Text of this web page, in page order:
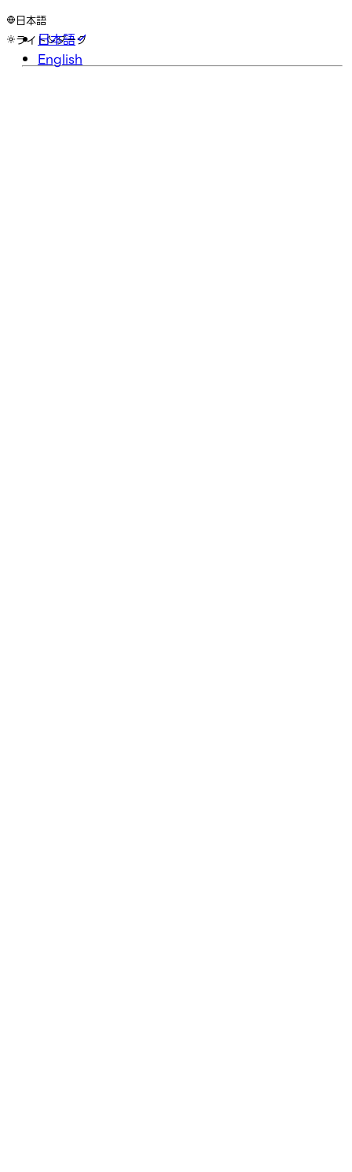
日本語
日本語
English
ライト ダーク